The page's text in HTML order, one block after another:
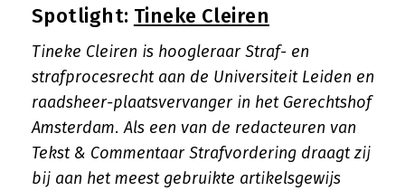
Spotlight: Tineke Cleiren
Tineke Cleiren is hoogleraar Straf- en
strafprocesrecht aan de Universiteit Leiden en
raadsheer-plaatsvervanger in het Gerechtshof
Amsterdam. Als een van de redacteuren van
Tekst & Commentaar Strafvordering draagt zij
bij aan het meest gebruikte artikelsgewijs